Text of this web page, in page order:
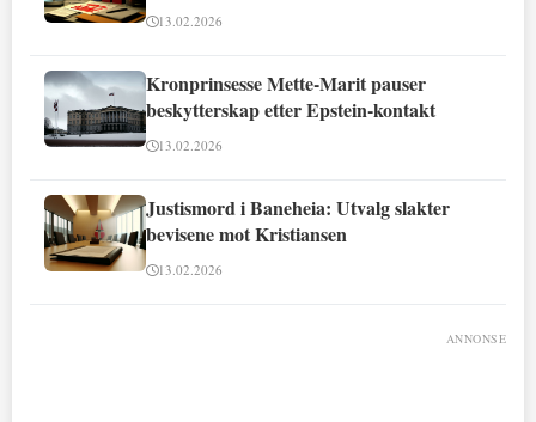
13.02.2026
Kronprinsesse Mette-Marit pauser
beskytterskap etter Epstein-kontakt
13.02.2026
Justismord i Baneheia: Utvalg slakter
bevisene mot Kristiansen
13.02.2026
ANNONSE